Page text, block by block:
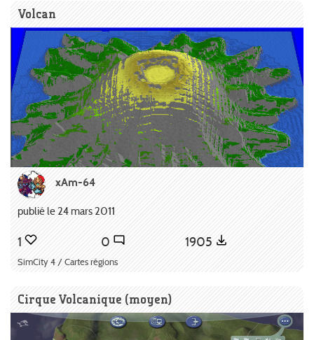
Volcan
xAm-64
publié le 24 mars 2011
1 0 1905
SimCity 4 / Cartes régions
Cirque Volcanique (moyen)